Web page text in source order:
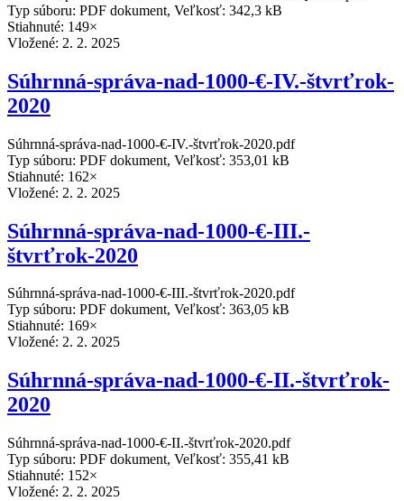
Typ súboru: PDF dokument, Veľkosť: 342,3 kB
Stiahnuté: 149×
Vložené: 2. 2. 2025
Súhrnná-správa-nad-1000-€-IV.-štvrťrok-
2020
Súhrnná-správa-nad-1000-€-IV.-štvrťrok-2020.pdf
Typ súboru: PDF dokument, Veľkosť: 353,01 kB
Stiahnuté: 162×
Vložené: 2. 2. 2025
Súhrnná-správa-nad-1000-€-III.-
štvrťrok-2020
Súhrnná-správa-nad-1000-€-III.-štvrťrok-2020.pdf
Typ súboru: PDF dokument, Veľkosť: 363,05 kB
Stiahnuté: 169×
Vložené: 2. 2. 2025
Súhrnná-správa-nad-1000-€-II.-štvrťrok-
2020
Súhrnná-správa-nad-1000-€-II.-štvrťrok-2020.pdf
Typ súboru: PDF dokument, Veľkosť: 355,41 kB
Stiahnuté: 152×
Vložené: 2. 2. 2025